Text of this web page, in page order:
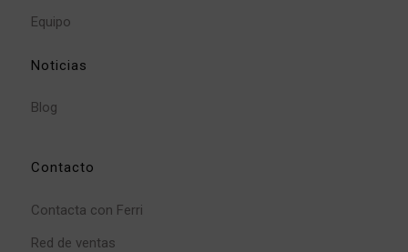
Equipo
Noticias
Blog
Contacto
Contacta con Ferri
Red de ventas